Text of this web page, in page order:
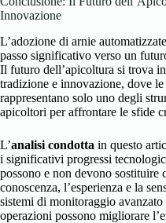
Innovazione
L’adozione di arnie
passo significativo verso un
Il futuro dell’apicoltura si trova
tradizione e innovazione, dove
rappresentano solo uno degli
apicoltori per affrontare le sfide
L’analisi condotta in questo
i significativi progressi
possono e non devono sostituire
conoscenza, l’esperienza e la
sistemi di monitoraggio
operazioni possono migliorare